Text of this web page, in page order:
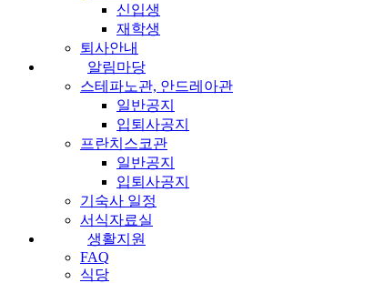
신입생
재학생
퇴사안내
알림마당
스테파노관, 안드레아관
일반공지
입퇴사공지
프란치스코관
일반공지
입퇴사공지
기숙사 일정
서식자료실
생활지원
FAQ
식당